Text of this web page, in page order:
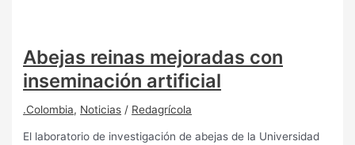
Abejas reinas mejoradas con
inseminación artificial
.Colombia, Noticias / Redagrícola
El laboratorio de investigación de abejas de la Universidad